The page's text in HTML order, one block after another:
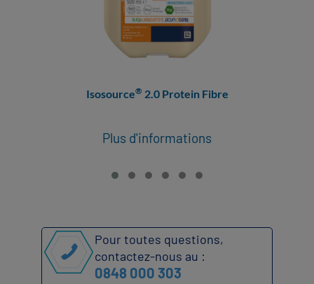
Isosource® 2.0 Protein Fibre
Plus d'informations​
Pour toutes questions,
contactez-nous au :
0848 000 303